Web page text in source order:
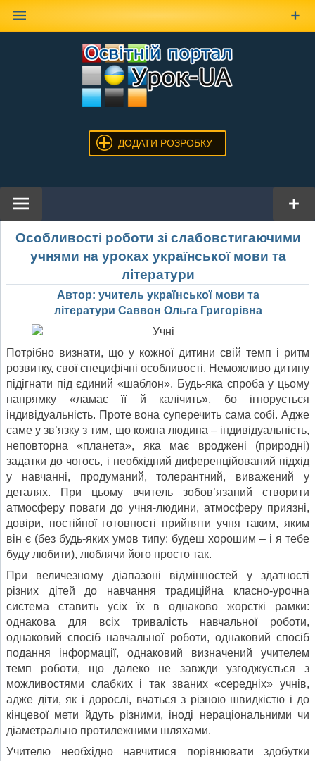
ДОДАТИ РОЗРОБКУ
Особливості роботи зі слабовстигаючими
учнями на уроках української мови та
літератури
Автор: учитель української мови та
літератури Саввон Ольга Григорівна
Потрібно визнати, що у кожної дитини свій темп і ритм
розвитку, свої специфічні особливості. Неможливо дитину
підігнати під єдиний «шаблон». Будь-яка спроба у цьому
напрямку «ламає її й калічить», бо ігнорується
індивідуальність. Проте вона суперечить сама собі. Адже
саме у зв’язку з тим, що кожна людина – індивідуальність,
неповторна «планета», яка має вроджені (природні)
задатки до чогось, і необхідний диференційований підхід
у навчанні, продуманий, толерантний, виважений у
деталях. При цьому вчитель зобов’язаний створити
атмосферу поваги до учня-людини, атмосферу приязні,
довіри, постійної готовності прийняти учня таким, яким
він є (без будь-яких умов типу: будеш хорошим – і я тебе
буду любити), люблячи його просто так.
При величезному діапазоні відмінностей у здатності
різних дітей до навчання традиційна класно-урочна
система ставить усіх їх в однаково жорсткі рамки:
однакова для всіх тривалість навчальної роботи,
однаковий спосіб навчальної роботи, однаковий спосіб
подання інформації, однаковий визначений учителем
темп роботи, що далеко не завжди узгоджується з
можливостями слабких і так званих «середніх» учнів,
адже діти, як і дорослі, вчаться з різною швидкістю і до
кінцевої мети йдуть різними, іноді нераціональними чи
діаметрально протилежними шляхами.
Учителю необхідно навчитися порівнювати здобутки